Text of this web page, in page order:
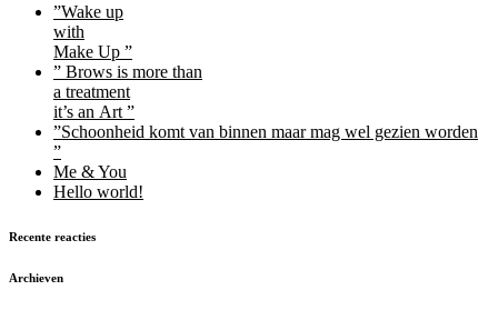
”Wake up
with
Make Up ”
” Brows is more than
a treatment
it’s an Art ”
”Schoonheid komt van binnen maar mag wel gezien worden
”
Me & You
Hello world!
Recente reacties
Archieven